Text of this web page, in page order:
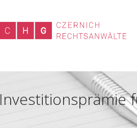
Investitionsprämie